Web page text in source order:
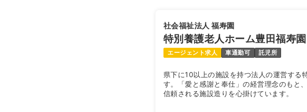
社会福祉法人 福寿園
特別養護老人ホーム豊田福寿園
エージェント求人 車通勤可 託児所
県下に10以上の施設を持つ法人の運営する
す。「愛と感謝と奉仕」の経営理念のもと
信頼される施設造りを心掛けています。